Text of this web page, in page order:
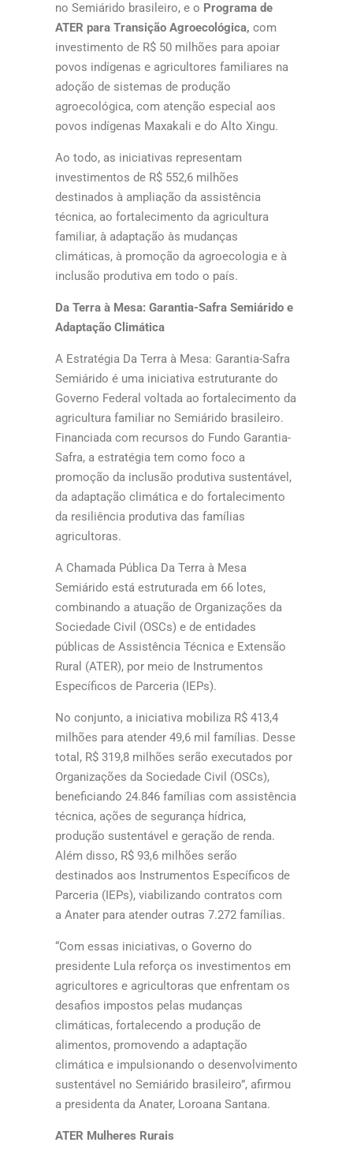
no Semiárido brasileiro, e o Programa de
ATER para Transição Agroecológica, com
investimento de R$ 50 milhões para apoiar
povos indígenas e agricultores familiares na
adoção de sistemas de produção
agroecológica, com atenção especial aos
povos indígenas Maxakali e do Alto Xingu.
Ao todo, as iniciativas representam
investimentos de R$ 552,6 milhões
destinados à ampliação da assistência
técnica, ao fortalecimento da agricultura
familiar, à adaptação às mudanças
climáticas, à promoção da agroecologia e à
inclusão produtiva em todo o país.
Da Terra à Mesa: Garantia-Safra Semiárido e
Adaptação Climática
A Estratégia Da Terra à Mesa: Garantia-Safra
Semiárido é uma iniciativa estruturante do
Governo Federal voltada ao fortalecimento da
agricultura familiar no Semiárido brasileiro.
Financiada com recursos do Fundo Garantia-
Safra, a estratégia tem como foco a
promoção da inclusão produtiva sustentável,
da adaptação climática e do fortalecimento
da resiliência produtiva das famílias
agricultoras.
A Chamada Pública Da Terra à Mesa
Semiárido está estruturada em 66 lotes,
combinando a atuação de Organizações da
Sociedade Civil (OSCs) e de entidades
públicas de Assistência Técnica e Extensão
Rural (ATER), por meio de Instrumentos
Específicos de Parceria (IEPs).
No conjunto, a iniciativa mobiliza R$ 413,4
milhões para atender 49,6 mil famílias. Desse
total, R$ 319,8 milhões serão executados por
Organizações da Sociedade Civil (OSCs),
beneficiando 24.846 famílias com assistência
técnica, ações de segurança hídrica,
produção sustentável e geração de renda.
Além disso, R$ 93,6 milhões serão
destinados aos Instrumentos Específicos de
Parceria (IEPs), viabilizando contratos com
a Anater para atender outras 7.272 famílias.
“Com essas iniciativas, o Governo do
presidente Lula reforça os investimentos em
agricultores e agricultoras que enfrentam os
desafios impostos pelas mudanças
climáticas, fortalecendo a produção de
alimentos, promovendo a adaptação
climática e impulsionando o desenvolvimento
sustentável no Semiárido brasileiro”, afirmou
a presidenta da Anater, Loroana Santana.
ATER Mulheres Rurais